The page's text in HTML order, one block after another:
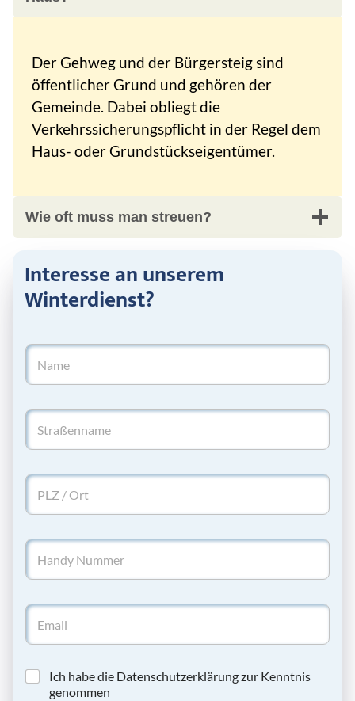
Der Gehweg und der Bürgersteig sind
öffentlicher Grund und gehören der
Gemeinde. Dabei obliegt die
Verkehrssicherungspflicht in der Regel dem
Haus- oder Grundstückseigentümer.
Wie oft muss man streuen?
Interesse an unserem
Winterdienst?
Ich habe die Datenschutzerklärung zur Kenntnis
genommen